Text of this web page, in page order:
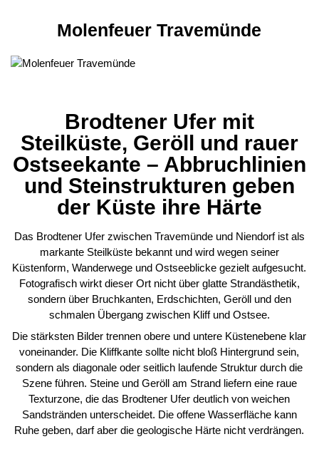
Molenfeuer Travemünde
Brodtener Ufer mit
Steilküste, Geröll und rauer
Ostseekante – Abbruchlinien
und Steinstrukturen geben
der Küste ihre Härte
Das Brodtener Ufer zwischen Travemünde und Niendorf ist als
markante Steilküste bekannt und wird wegen seiner
Küstenform, Wanderwege und Ostseeblicke gezielt aufgesucht.
Fotografisch wirkt dieser Ort nicht über glatte Strandästhetik,
sondern über Bruchkanten, Erdschichten, Geröll und den
schmalen Übergang zwischen Kliff und Ostsee.
Die stärksten Bilder trennen obere und untere Küstenebene klar
voneinander. Die Kliffkante sollte nicht bloß Hintergrund sein,
sondern als diagonale oder seitlich laufende Struktur durch die
Szene führen. Steine und Geröll am Strand liefern eine raue
Texturzone, die das Brodtener Ufer deutlich von weichen
Sandstränden unterscheidet. Die offene Wasserfläche kann
Ruhe geben, darf aber die geologische Härte nicht verdrängen.